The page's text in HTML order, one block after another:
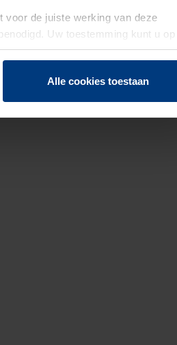
voor de juiste werking van deze
Uw toestemming kunt u op
wijzigen of herroepen.
Alle cookies toestaan